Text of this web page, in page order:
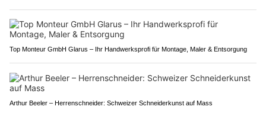
Top Monteur GmbH Glarus – Ihr Handwerksprofi für Montage, Maler & Entsorgung
Arthur Beeler – Herrenschneider: Schweizer Schneiderkunst auf Mass